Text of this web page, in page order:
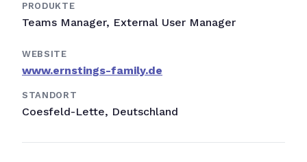
PRODUKTE
Teams Manager, External User Manager
WEBSITE
www.ernstings-family.de
STANDORT
Coesfeld-Lette, Deutschland